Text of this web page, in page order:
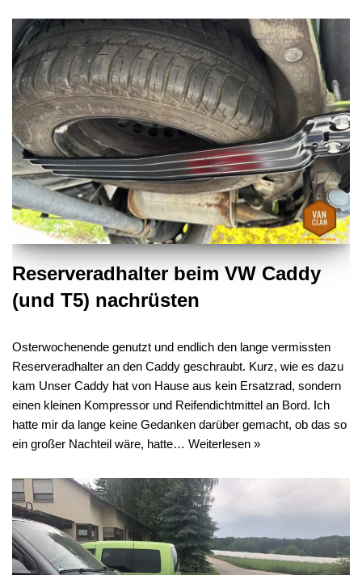
Reserveradhalter beim VW Caddy
(und T5) nachrüsten
Osterwochenende genutzt und endlich den lange vermissten
Reserveradhalter an den Caddy geschraubt. Kurz, wie es dazu
kam Unser Caddy hat von Hause aus kein Ersatzrad, sondern
einen kleinen Kompressor und Reifendichtmittel an Bord. Ich
hatte mir da lange keine Gedanken darüber gemacht, ob das so
ein großer Nachteil wäre, hatte… Weiterlesen »